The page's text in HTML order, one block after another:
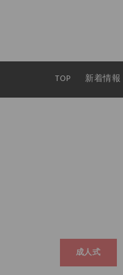
TOP 新着情報
成人式